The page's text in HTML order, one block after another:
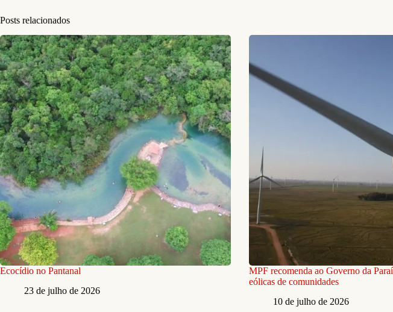
Posts relacionados
Ecocídio no Pantanal
23 de julho de 2026
MPF recomenda ao Governo da
eólicas de comunidades
10 de julho de 2026